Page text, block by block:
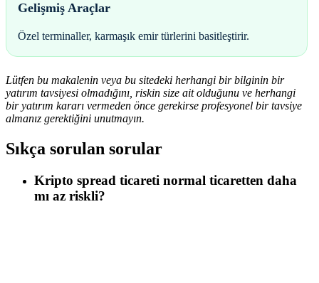
Gelişmiş Araçlar
Özel terminaller, karmaşık emir türlerini basitleştirir.
Lütfen bu makalenin veya bu sitedeki herhangi bir bilginin bir
yatırım tavsiyesi olmadığını, riskin size ait olduğunu ve herhangi
bir yatırım kararı vermeden önce gerekirse profesyonel bir tavsiye
almanız gerektiğini unutmayın.
Sıkça sorulan sorular
Kripto spread ticareti normal ticaretten daha
mı az riskli?